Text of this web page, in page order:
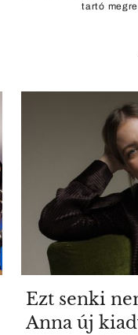
tartó
Ezt senki
Anna új